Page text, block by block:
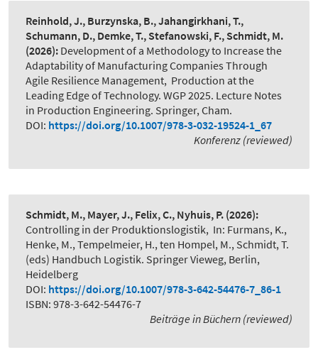
Reinhold, J., Burzynska, B., Jahangirkhani, T.,
Schumann, D., Demke, T., Stefanowski, F., Schmidt, M.
(2026): Development of a Methodology to Increase the
Adaptability of Manufacturing Companies Through
Agile Resilience Management, Production at the
Leading Edge of Technology. WGP 2025. Lecture Notes
in Production Engineering. Springer, Cham.
DOI: https://doi.org/10.1007/978-3-032-19524-1_67
Konferenz (reviewed)
Schmidt, M., Mayer, J., Felix, C., Nyhuis, P. (2026):
Controlling in der Produktionslogistik, In: Furmans, K.,
Henke, M., Tempelmeier, H., ten Hompel, M., Schmidt, T.
(eds) Handbuch Logistik. Springer Vieweg, Berlin,
Heidelberg
DOI: https://doi.org/10.1007/978-3-642-54476-7_86-1
ISBN: 978-3-642-54476-7
Beiträge in Büchern (reviewed)